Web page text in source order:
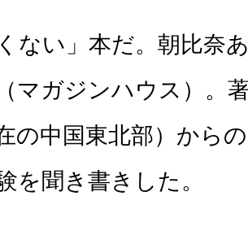
ない」本だ。朝比奈
マガジンハウス）。
の中国東北部）から
を聞き書きした。